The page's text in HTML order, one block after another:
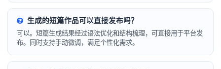
生成的短篇作品可以直接发布吗？
可以。短篇生成结果经过语法优化和结构梳理，可直接用于平台发
布。同时支持手动微调，满足个性化需求。